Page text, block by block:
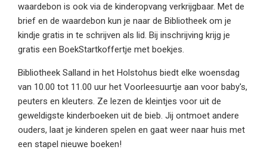
waardebon is ook via de kinderopvang verkrijgbaar. Met de
brief en de waardebon kun je naar de Bibliotheek om je
kindje gratis in te schrijven als lid. Bij inschrijving krijg je
gratis een BoekStartkoffertje met boekjes.
Bibliotheek Salland in het Holstohus biedt elke woensdag
van 10.00 tot 11.00 uur het Voorleesuurtje aan voor baby's,
peuters en kleuters. Ze lezen de kleintjes voor uit de
geweldigste kinderboeken uit de bieb. Jij ontmoet andere
ouders, laat je kinderen spelen en gaat weer naar huis met
een stapel nieuwe boeken!